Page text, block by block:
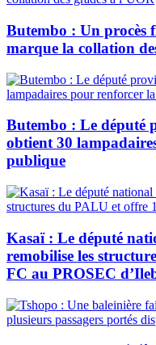
Butembo : Un procès
marque la collation
Butembo : Le député
obtient 30
publique
Kasaï : Le député
remobilise les
FC au PROSEC